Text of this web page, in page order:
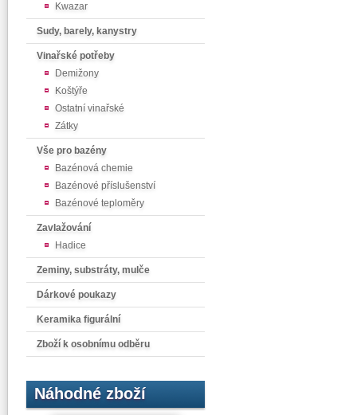
Kwazar
Sudy, barely, kanystry
Vinařské potřeby
Demižony
Koštýře
Ostatní vinařské
Zátky
Vše pro bazény
Bazénová chemie
Bazénové příslušenství
Bazénové teploměry
Zavlažování
Hadice
Zeminy, substráty, mulče
Dárkové poukazy
Keramika figurální
Zboží k osobnímu odběru
Náhodné zboží